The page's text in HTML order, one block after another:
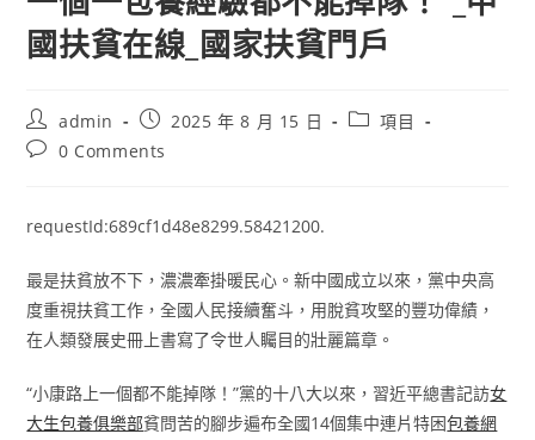
國扶貧在線_國家扶貧門戶
Post
author:
admin
Post
published:
2025 年 8 月 15 日
Post項目
Post0 Comments
requestId:689cf1d48e8299.58421200.
最是扶貧放不下，濃濃牽掛暖民心。新中國成立以來，黨中央高
度重視扶貧工作，全國人民接續奮斗，用脫貧攻堅的豐功偉績，
在人類發展史冊上書寫了令世人矚目的壯麗篇章。
“小康路上一個都不能掉隊！”黨的十八大以來，習近平總書記訪女
大生包養俱樂部貧問苦的腳步遍布全國14個集中連片特困包養網